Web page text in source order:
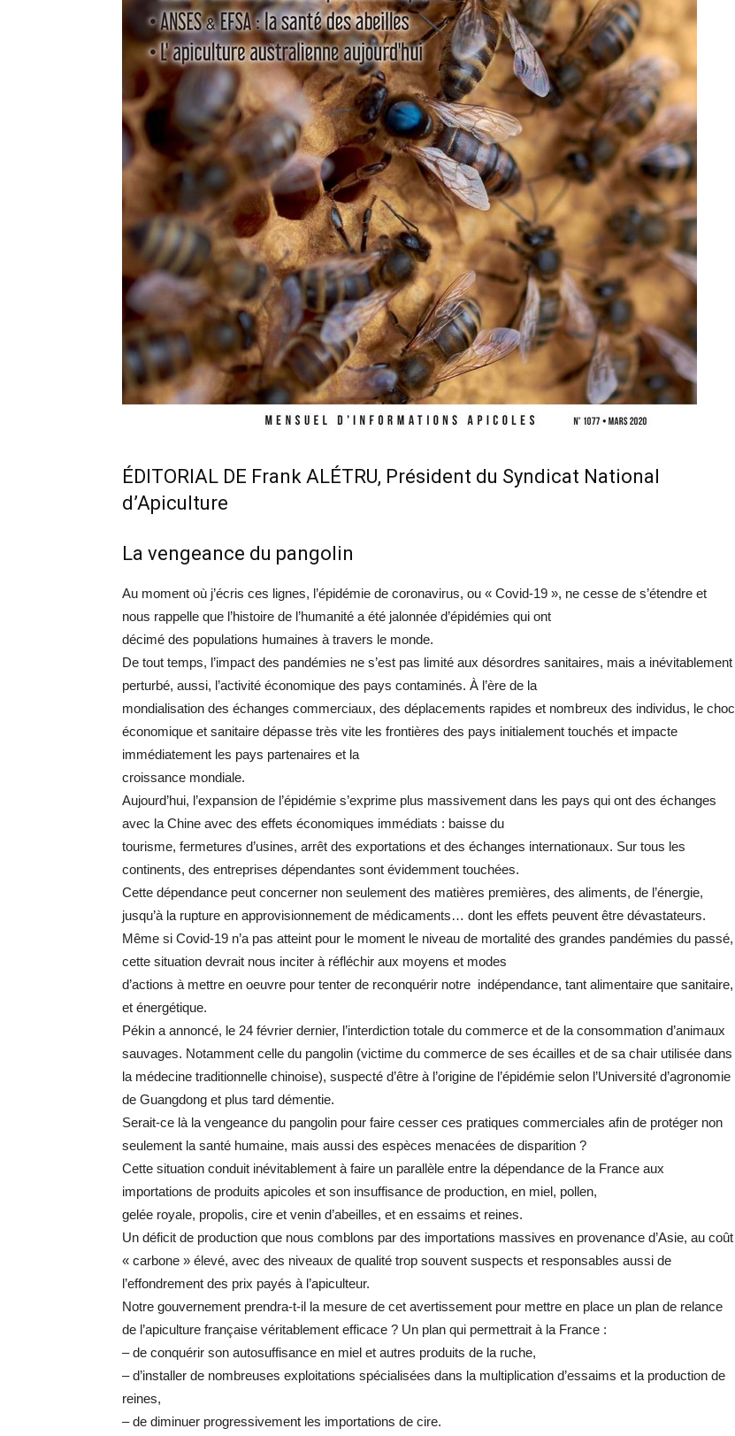
ÉDITORIAL DE Frank ALÉTRU, Président du Syndicat National
d’Apiculture
La vengeance du pangolin
Au moment où j’écris ces lignes, l’épidémie de coronavirus, ou « Covid-19 », ne cesse de s’étendre et
nous rappelle que l’histoire de l’humanité a été jalonnée d’épidémies qui ont
décimé des populations humaines à travers le monde.
De tout temps, l’impact des pandémies ne s’est pas limité aux désordres sanitaires, mais a inévitablement
perturbé, aussi, l’activité économique des pays contaminés. À l’ère de la
mondialisation des échanges commerciaux, des déplacements rapides et nombreux des individus, le choc
économique et sanitaire dépasse très vite les frontières des pays initialement touchés et impacte
immédiatement les pays partenaires et la
croissance mondiale.
Aujourd’hui, l’expansion de l’épidémie s’exprime plus massivement dans les pays qui ont des échanges
avec la Chine avec des effets économiques immédiats : baisse du
tourisme, fermetures d’usines, arrêt des exportations et des échanges internationaux. Sur tous les
continents, des entreprises dépendantes sont évidemment touchées.
Cette dépendance peut concerner non seulement des matières premières, des aliments, de l’énergie,
jusqu’à la rupture en approvisionnement de médicaments… dont les effets peuvent être dévastateurs.
Même si Covid-19 n’a pas atteint pour le moment le niveau de mortalité des grandes pandémies du passé,
cette situation devrait nous inciter à réfléchir aux moyens et modes
d’actions à mettre en oeuvre pour tenter de reconquérir notre indépendance, tant alimentaire que sanitaire,
et énergétique.
Pékin a annoncé, le 24 février dernier, l’interdiction totale du commerce et de la consommation d’animaux
sauvages. Notamment celle du pangolin (victime du commerce de ses écailles et de sa chair utilisée dans
la médecine traditionnelle chinoise), suspecté d’être à l’origine de l’épidémie selon l’Université d’agronomie
de Guangdong et plus tard démentie.
Serait-ce là la vengeance du pangolin pour faire cesser ces pratiques commerciales afin de protéger non
seulement la santé humaine, mais aussi des espèces menacées de disparition ?
Cette situation conduit inévitablement à faire un parallèle entre la dépendance de la France aux
importations de produits apicoles et son insuffisance de production, en miel, pollen,
gelée royale, propolis, cire et venin d’abeilles, et en essaims et reines.
Un déficit de production que nous comblons par des importations massives en provenance d’Asie, au coût
« carbone » élevé, avec des niveaux de qualité trop souvent suspects et responsables aussi de
l’effondrement des prix payés à l’apiculteur.
Notre gouvernement prendra-t-il la mesure de cet avertissement pour mettre en place un plan de relance
de l’apiculture française véritablement efficace ? Un plan qui permettrait à la France :
– de conquérir son autosuffisance en miel et autres produits de la ruche,
– d’installer de nombreuses exploitations spécialisées dans la multiplication d’essaims et la production de
reines,
– de diminuer progressivement les importations de cire.